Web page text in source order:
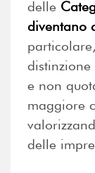
delle
diventano
e non
maggiore
delle